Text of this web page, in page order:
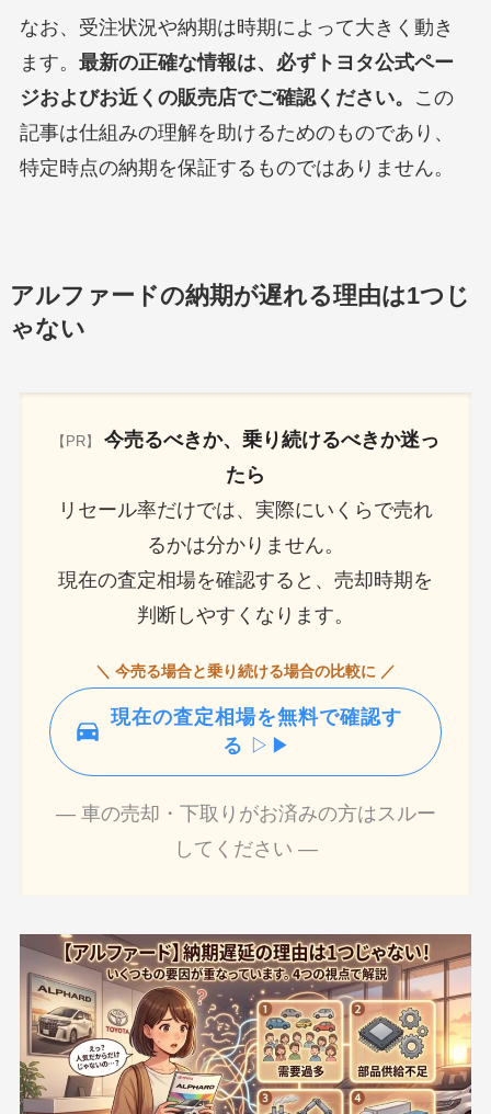
なお、受注状況や納期は時期によって大きく動き
ます。 最新の正確な情報は、必ずトヨタ公式ペー
ジおよびお近くの販売店でご確認ください。
この
記事は仕組みの理解を助けるためのものであり、
特定時点の納期を保証するものではありません。
アルファードの納期が遅れる理由は1つじ
ゃない
【PR】
今売るべきか、乗り続けるべきか迷っ
たら
リセール率だけでは、実際にいくらで売れ
るかは分かりません。
現在の査定相場を確認すると、売却時期を
判断しやすくなります。
＼ 今売る場合と乗り続ける場合の比較に ／
現在の査定相場を無料で確認す
る ▷▶
― 車の売却・下取りがお済みの方はスルー
してください ―